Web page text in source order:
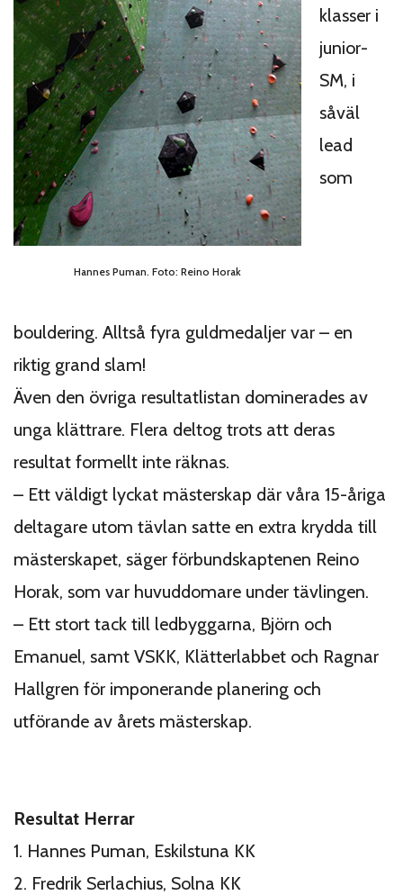
Hannes Puman. Foto: Reino Horak
klasser i
junior-
SM, i
såväl
lead
som
bouldering. Alltså fyra guldmedaljer var – en
riktig grand slam!
Även den övriga resultatlistan dominerades av
unga klättrare. Flera deltog trots att deras
resultat formellt inte räknas.
– Ett väldigt lyckat mästerskap där våra 15-åriga
deltagare utom tävlan satte en extra krydda till
mästerskapet, säger förbundskaptenen Reino
Horak, som var huvuddomare under tävlingen.
– Ett stort tack till ledbyggarna, Björn och
Emanuel, samt VSKK, Klätterlabbet och Ragnar
Hallgren för imponerande planering och
utförande av årets mästerskap.
Resultat Herrar
1. Hannes Puman, Eskilstuna KK
2. Fredrik Serlachius, Solna KK